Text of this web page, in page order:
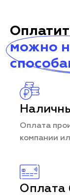
можно
Оплата
компании
Оплата